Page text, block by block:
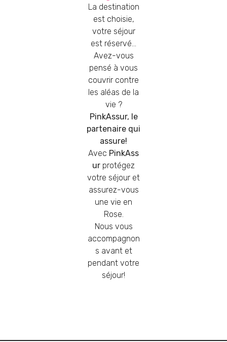
La destination
est choisie,
votre séjour
est réservé…
Avez-vous
pensé à vous
couvrir contre
les aléas de la
vie ?
PinkAssur, le
partenaire qui
assure!
Avec PinkAss
ur protégez
votre séjour et
assurez-vous
une vie en
Rose.
Nous vous
accompagnon
s avant et
pendant votre
séjour!